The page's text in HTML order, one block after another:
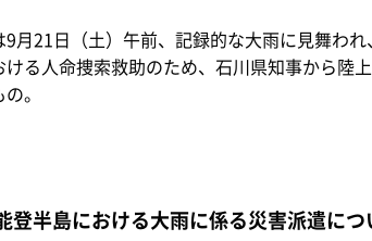
月21日（土）午前、記録的な大雨に見舞わ
ける人命捜索救助のため、石川県知事から陸
。
登半島における大雨に係る災害派遣につ